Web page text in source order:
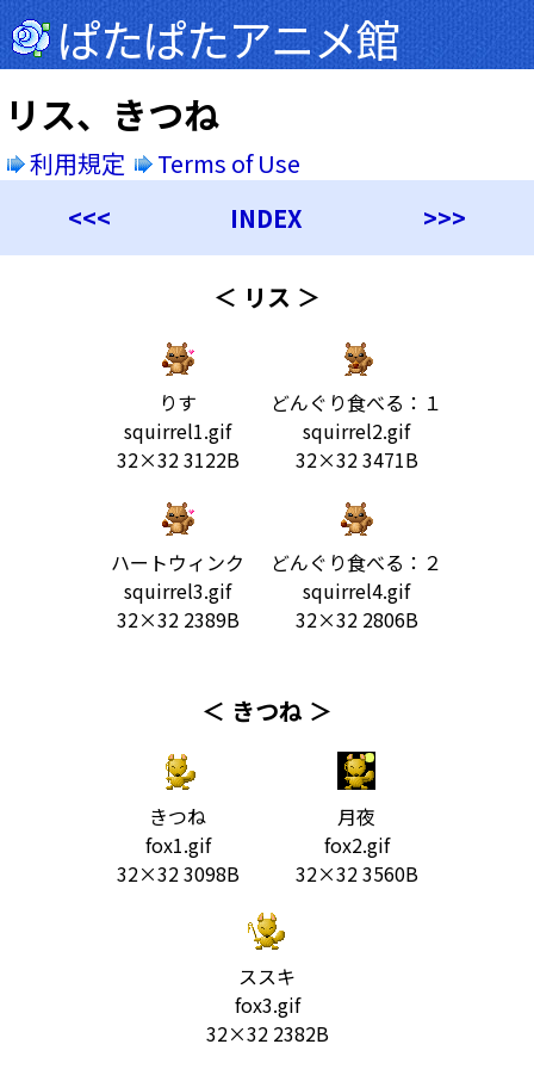
ぱたぱたアニメ館
リス、きつね
利用規定
Terms of Use
<<<
INDEX >>>
＜ リス ＞
りす
squirrel1.gif
32×32 3122B
どんぐり食べる：１
squirrel2.gif
32×32 3471B
ハートウィンク
squirrel3.gif
32×32 2389B
どんぐり食べる：２
squirrel4.gif
32×32 2806B
＜ きつね ＞
きつね
fox1.gif
32×32 3098B
月夜
fox2.gif
32×32 3560B
ススキ
fox3.gif
32×32 2382B